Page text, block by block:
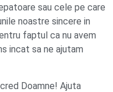
sau cele pe care
noastre sincere in
faptul ca nu avem
incat sa ne ajutam
Doamne! Ajuta